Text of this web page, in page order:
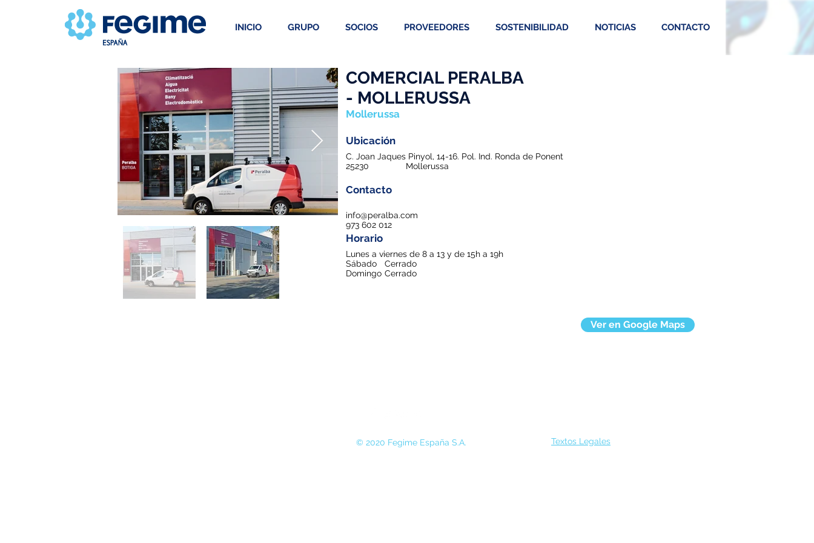
INICIO GRUPO SOCIOS PROVEEDORES SOSTENIBILIDAD NOTICIAS CONTACTO
COMERCIAL PERALBA
- MOLLERUSSA
Mollerussa
Ubicación
C. Joan Jaques Pinyol, 14-16. Pol. Ind. Ronda de Ponent
25230
Mollerussa
Contacto
info@peralba.com
973 602 012
Horario
Lunes a viernes de 8 a 13 y de 15h a 19h
Cerrado
Sábado
Cerrado
Domingo
Ver en Google Maps
© 2020 Fegime España S.A. Textos Legales